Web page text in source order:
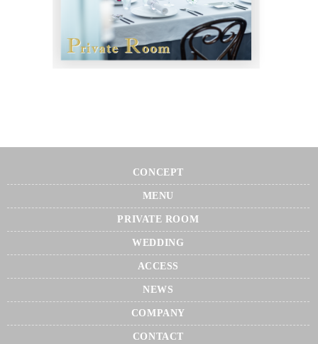
CONCEPT
MENU
PRIVATE ROOM
WEDDING
ACCESS
NEWS
COMPANY
CONTACT